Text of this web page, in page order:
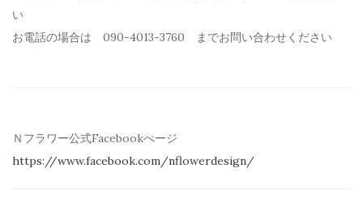
い
お電話の場合は 090-4013-3760 までお問い合わせください
Ｎフラワー公式Facebookぺージ
https://www.facebook.com/nflowerdesign/